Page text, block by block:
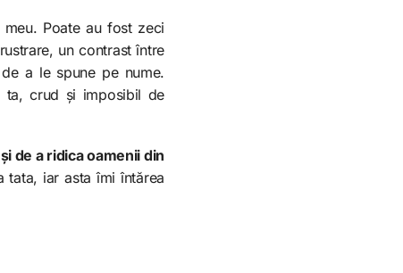
Poate au fost zeci
un contrast între
a le spune pe nume.
ta, crud și imposibil de
de a ridica oamenii din
tata, iar asta îmi întărea